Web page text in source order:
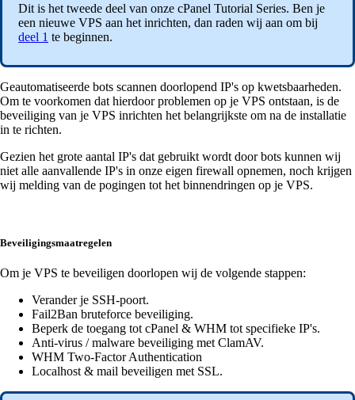
Dit is het tweede deel van onze cPanel Tutorial Series. Ben je
een nieuwe VPS aan het inrichten, dan raden wij aan om bij
deel 1 te beginnen.
Geautomatiseerde bots scannen doorlopend IP's op kwetsbaarheden.
Om te voorkomen dat hierdoor problemen op je VPS ontstaan, is de
beveiliging van je VPS inrichten het belangrijkste om na de installatie
in te richten.
Gezien het grote aantal IP's dat gebruikt wordt door bots kunnen wij
niet alle aanvallende IP's in onze eigen firewall opnemen, noch krijgen
wij melding van de pogingen tot het binnendringen op je VPS.
Beveiligingsmaatregelen
Om je VPS te beveiligen doorlopen wij de volgende stappen:
Verander je SSH-poort.
Fail2Ban bruteforce beveiliging.
Beperk de toegang tot cPanel & WHM tot specifieke IP's.
Anti-virus / malware beveiliging met ClamAV.
WHM Two-Factor Authentication
Localhost & mail beveiligen met SSL.